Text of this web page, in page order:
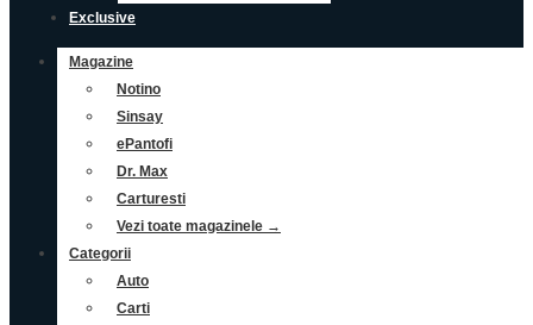
Exclusive
Magazine
Notino
Sinsay
ePantofi
Dr. Max
Carturesti
Vezi toate magazinele →
Categorii
Auto
Carti